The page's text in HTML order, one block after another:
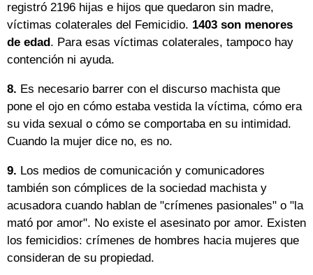
registró 2196 hijas e hijos que quedaron sin madre,
víctimas colaterales del Femicidio. 1403 son menores
de edad. Para esas víctimas colaterales, tampoco hay
contención ni ayuda.
8. Es necesario barrer con el discurso machista que
pone el ojo en cómo estaba vestida la víctima, cómo era
su vida sexual o cómo se comportaba en su intimidad.
Cuando la mujer dice no, es no.
9. Los medios de comunicación y comunicadores
también son cómplices de la sociedad machista y
acusadora cuando hablan de "crímenes pasionales" o "la
mató por amor". No existe el asesinato por amor. Existen
los femicidios: crímenes de hombres hacia mujeres que
consideran de su propiedad.